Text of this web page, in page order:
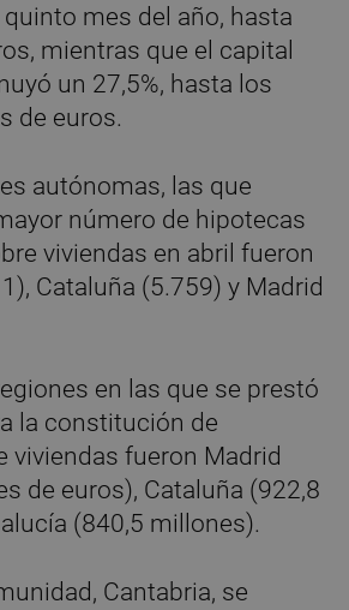
mes del año, hasta
mientras que el capital
un 27,5%, hasta los
de euros.
autónomas, las que
número de hipotecas
viviendas en abril fueron
Cataluña (5.759) y Madrid
en las que se prestó
la constitución de
viviendas fueron Madrid
de euros), Cataluña (922,8
(840,5 millones).
Cantabria, se